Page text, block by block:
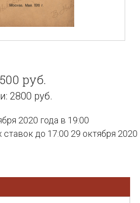
руб.
2800 руб.
2020 года в 19:00
до 17:00 29 октября 2020